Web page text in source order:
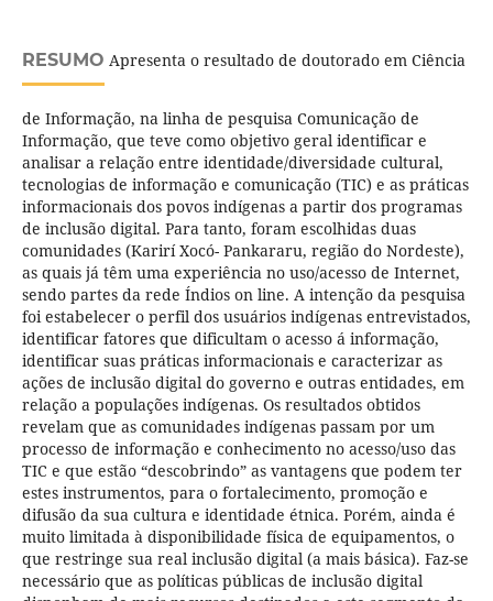
RESUMO Apresenta o resultado de doutorado em Ciência
de Informação, na linha de pesquisa Comunicação de
Informação, que teve como objetivo geral identificar e
analisar a relação entre identidade/diversidade cultural,
tecnologias de informação e comunicação (TIC) e as práticas
informacionais dos povos indígenas a partir dos programas
de inclusão digital. Para tanto, foram escolhidas duas
comunidades (Karirí Xocó- Pankararu, região do Nordeste),
as quais já têm uma experiência no uso/acesso de Internet,
sendo partes da rede Índios on line. A intenção da pesquisa
foi estabelecer o perfil dos usuários indígenas entrevistados,
identificar fatores que dificultam o acesso á informação,
identificar suas práticas informacionais e caracterizar as
ações de inclusão digital do governo e outras entidades, em
relação a populações indígenas. Os resultados obtidos
revelam que as comunidades indígenas passam por um
processo de informação e conhecimento no acesso/uso das
TIC e que estão “descobrindo” as vantagens que podem ter
estes instrumentos, para o fortalecimento, promoção e
difusão da sua cultura e identidade étnica. Porém, ainda é
muito limitada à disponibilidade física de equipamentos, o
que restringe sua real inclusão digital (a mais básica). Faz-se
necessário que as políticas públicas de inclusão digital